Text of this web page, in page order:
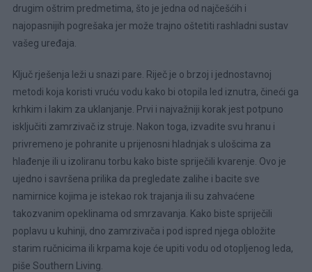
drugim oštrim predmetima, što je jedna od najčešćih i
najopasnijih pogrešaka jer može trajno oštetiti rashladni sustav
vašeg uređaja.
Ključ rješenja leži u snazi pare. Riječ je o brzoj i jednostavnoj
metodi koja koristi vruću vodu kako bi otopila led iznutra, čineći ga
krhkim i lakim za uklanjanje. Prvi i najvažniji korak jest potpuno
isključiti zamrzivač iz struje. Nakon toga, izvadite svu hranu i
privremeno je pohranite u prijenosni hladnjak s ulošcima za
hlađenje ili u izoliranu torbu kako biste spriječili kvarenje. Ovo je
ujedno i savršena prilika da pregledate zalihe i bacite sve
namirnice kojima je istekao rok trajanja ili su zahvaćene
takozvanim opeklinama od smrzavanja. Kako biste spriječili
poplavu u kuhinji, dno zamrzivača i pod ispred njega obložite
starim ručnicima ili krpama koje će upiti vodu od otopljenog leda,
piše Southern Living.